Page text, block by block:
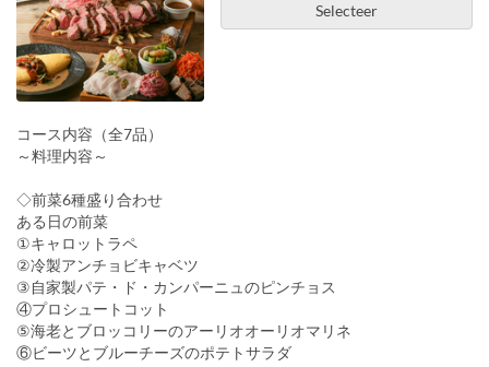
Selecteer
コース内容（全7品）
～料理内容～
◇前菜6種盛り合わせ
ある日の前菜
①キャロットラペ
②冷製アンチョビキャベツ
③自家製パテ・ド・カンパーニュのピンチョス
④プロシュートコット
⑤海老とブロッコリーのアーリオオーリオマリネ
⑥ビーツとブルーチーズのポテトサラダ